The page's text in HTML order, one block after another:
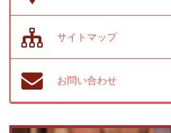
サイトマップ
お問い合わせ